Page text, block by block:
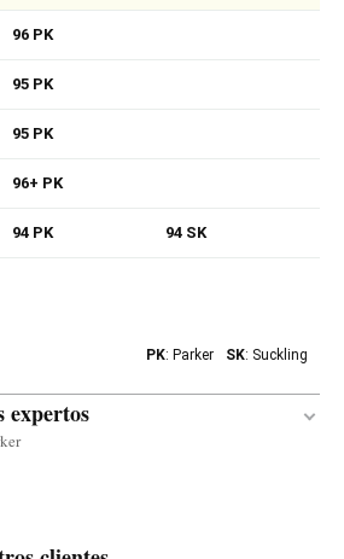
96 PK
95 PK
95 PK
96+ PK
94 PK 94 SK
PK: Parker SK: Suckling
expertos